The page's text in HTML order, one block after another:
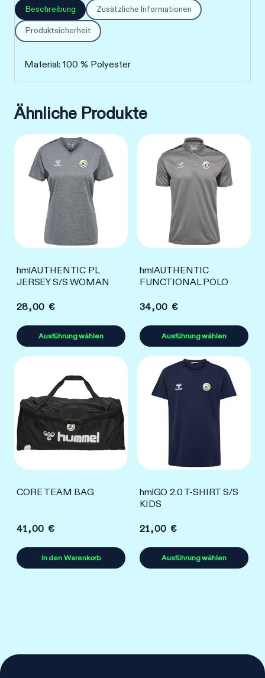
Beschreibung Zusätzliche Informationen
Produktsicherheit
Material: 100 % Polyester
Ähnliche Produkte
hmlAUTHENTIC PL
JERSEY S/S WOMAN
28,00 €
Ausführung wählen
Dieses
mehrere
Varianten
auf.
Die
Optionen
auf
Produktseite
gewählt
werden
hmlAUTHENTIC
FUNCTIONAL POLO
34,00 €
Ausführung wählen
Dieses
Produkt
weist
mehrere
Optionen
auf
Produktseite
gewählt
werden
CORE TEAM BAG
41,00 €
In den Warenkorb
hmlGO 2.0 T-SHIRT S/S
KIDS
21,00 €
Ausführung wählen
auf.